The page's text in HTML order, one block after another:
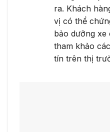
ra. Khách
vị có thể
bảo dưỡng
tham khảo
tín trên thị